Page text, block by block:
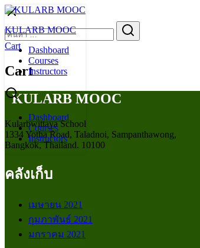
Skip
content
KULARB MOOC
Dashboard
Courses
Instructors
Dashboard
Courses
Instructors
Search
for:
Cart
Cart
KULARB MOOC
Kularbwittaya School
1334 Yotha Road, Taladnoi, Sampanthawong,
Bangkok, Thailand. 10100
คลังเก็บ
เมษายน 2021
กุมภาพันธ์ 2021
มกราคม 2021